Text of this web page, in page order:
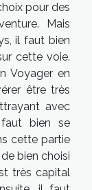
pour des
Mais
il faut bien
cette voie.
Voyager en
être très
avec
bien se
cette partie
bien choisi
très capital